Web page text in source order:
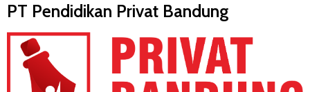
PT Pendidikan Privat Bandung